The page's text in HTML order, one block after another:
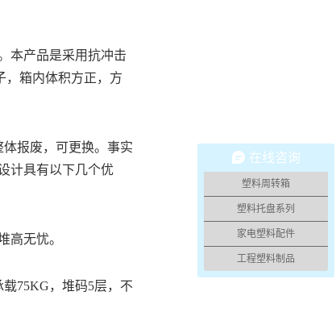
本产品是采用抗冲击
箱内体积方正，方
报废，可更换。 事实
计具有以下几个优
高无忧。
75KG，堆码5层，不
在线咨询
塑料周转箱
塑料托盘系列
家电塑料配件
工程塑料制品